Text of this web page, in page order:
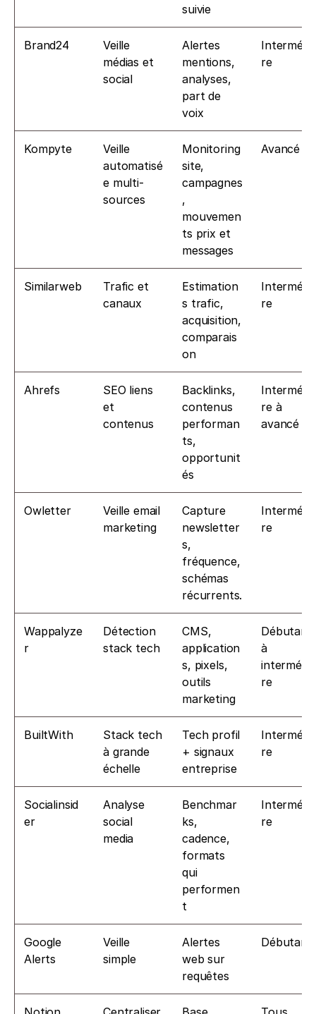
suivie
Brand24
Veille
médias et
social
Alertes
mentions,
analyses,
part de
voix
re
Kompyte
Veille
automatisé
e multi-
sources
Monitoring
site,
campagnes
,
mouvemen
ts prix et
messages
Avancé
Similarweb
Trafic et
canaux
Estimation
s trafic,
acquisition,
comparais
on
re
Ahrefs
SEO liens
et
contenus
Backlinks,
contenus
performan
ts,
opportunit
és
re à
avancé
Owletter
Veille email
marketing
Capture
newsletter
s,
fréquence,
schémas
récurrents.
re
Wappalyze
r
Détection
stack tech
CMS,
application
s, pixels,
outils
marketing
Débutant
à
re
BuiltWith
Stack tech
à grande
échelle
Tech profil
+ signaux
entreprise
re
Socialinsid
er
Analyse
social
media
Benchmar
ks,
cadence,
formats
qui
performen
t
re
Google
Alerts
Veille
simple
Alertes
web sur
requêtes
Débutant